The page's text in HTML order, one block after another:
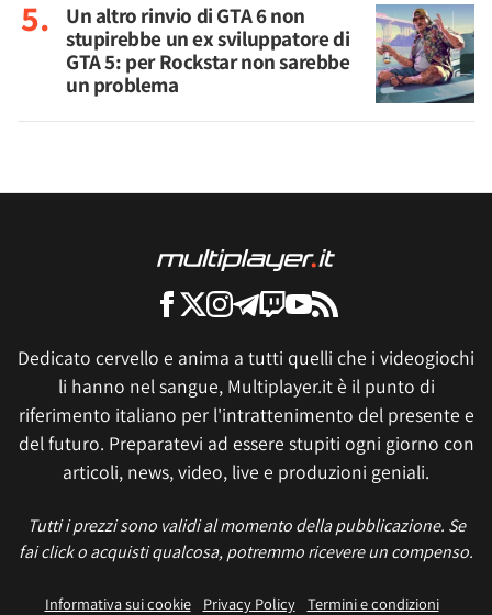
Un altro rinvio di GTA 6 non
stupirebbe un ex sviluppatore di
GTA 5: per Rockstar non sarebbe
un problema
Dedicato cervello e anima a tutti quelli che i videogiochi
li hanno nel sangue, Multiplayer.it è il punto di
riferimento italiano per l'intrattenimento del presente e
del futuro. Preparatevi ad essere stupiti ogni giorno con
articoli, news, video, live e produzioni geniali.
Tutti i prezzi sono validi al momento della pubblicazione. Se
fai click o acquisti qualcosa, potremmo ricevere un compenso.
Informativa sui cookie Privacy Policy Termini e condizioni